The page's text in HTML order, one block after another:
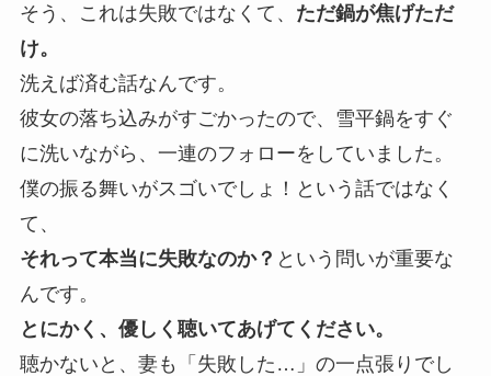
そう、これは失敗ではなくて、 ただ鍋が焦げただ
け。
洗えば済む話なんです。
彼女の落ち込みがすごかったので、雪平鍋をすぐ
に洗いながら、一連のフォローをしていました。
僕の振る舞いがスゴいでしょ！という話ではなく
て、
それって本当に失敗なのか？ という問いが重要な
んです。
とにかく、優しく聴いてあげてください。
聴かないと、妻も「失敗した…」の一点張りでし